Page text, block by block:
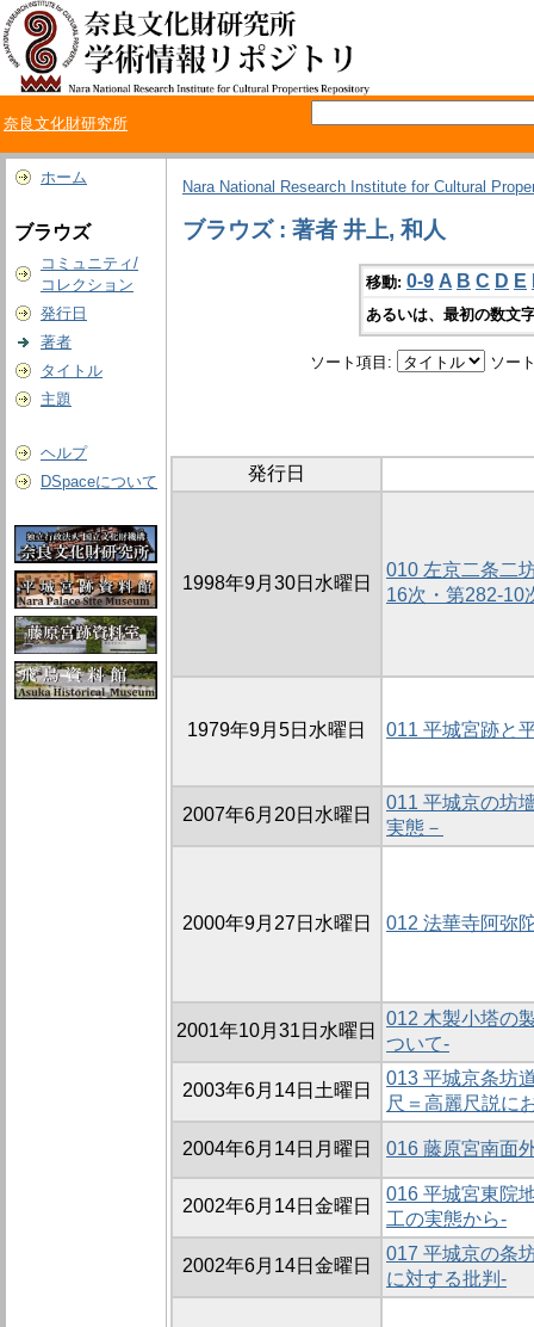
奈良文化財研究所
ホーム
ブラウズ
コミュニティ/
コレクション
発行日
著者
タイトル
主題
ヘルプ
DSpaceについて
Nara National Research Institute for Cultural
ブラウズ : 著者 井上, 和人
移動: 0-9 A B C D E
あるいは、最初の数文
ソート項目: ソー
発行日
1998年9月30日水曜日
010 左京二条二
16次・第282-10
1979年9月5日水曜日 011 平城宮跡と
2007年6月20日水曜日
011 平城京の坊
実態－
2000年9月27日水曜日 012 法華寺阿弥
2001年10月31日水曜日
012 木製小塔の
ついて-
2003年6月14日土曜日
013 平城京条坊
尺＝高麗尺説に
2004年6月14日月曜日 016 藤原宮南面
2002年6月14日金曜日
016 平城宮東院
工の実態から-
2002年6月14日金曜日
017 平城京の条
に対する批判-